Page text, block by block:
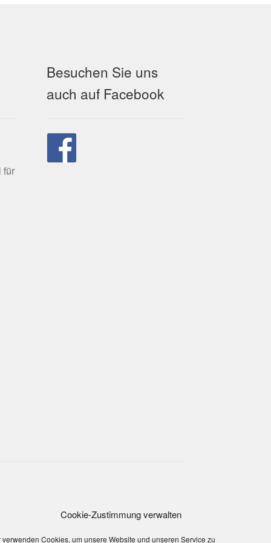
Cookie-Zustimmung verwalten
verwenden Cookies, um unsere Website und unseren Service zu
für
Besuchen Sie uns
auch auf Facebook